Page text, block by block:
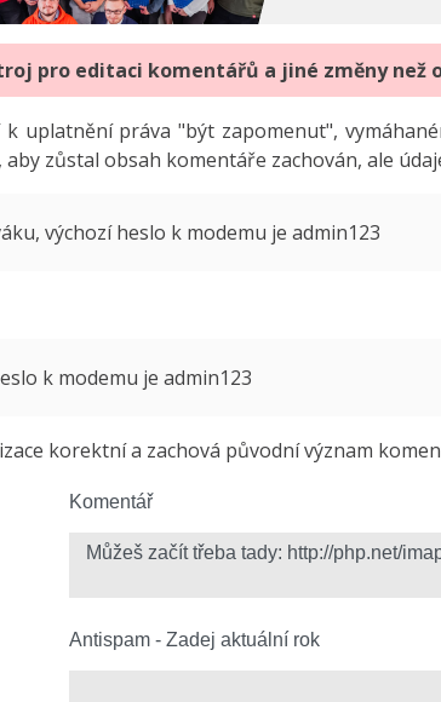
pro editaci komentářů a jiné změny než
uplatnění práva "být zapomenut",
zůstal obsah komentáře zachován, ale
výchozí heslo k modemu je admin123
k modemu je admin123
korektní a zachová původní význam
Komentář
Antispam - Zadej aktuální rok